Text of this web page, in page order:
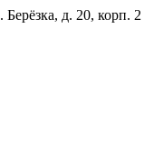
Берёзка, д. 20, корп. 2